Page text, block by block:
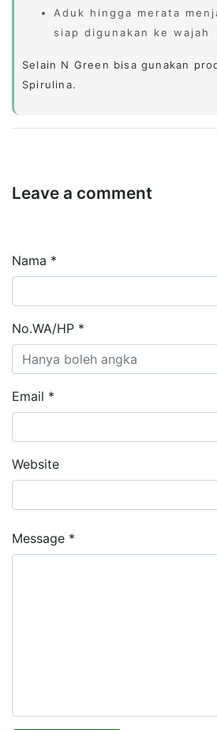
Aduk hingga merata
siap digunakan ke wajah
Selain N Green bisa gunakan
Spirulina.
Leave a comment
Nama *
No.WA/HP *
Email *
Website
Message *